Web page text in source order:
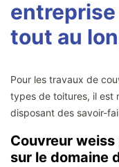
tout au
Pour les travaux de
types de toitures, il est
disposant des savoir-
Couvreur
sur le domaine